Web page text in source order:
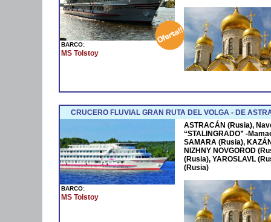
BARCO:
MS Tolstoy
CRUCERO FLUVIAL GRAN RUTA DEL VOLGA - DE
BARCO:
MS Tolstoy
ASTRACÁN (Rusia),
“STALINGRADO” -
SAMARA (Rusia),
NIZHNY NOVGOROD
(Rusia), YAROSLAVL
(Rusia)